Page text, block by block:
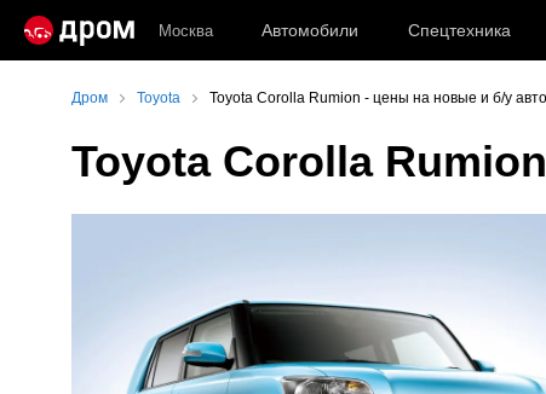
Москва Автомобили Спецтехника
Дром Toyota Toyota Corolla Rumion - цены на новые и б/у
Toyota Corolla